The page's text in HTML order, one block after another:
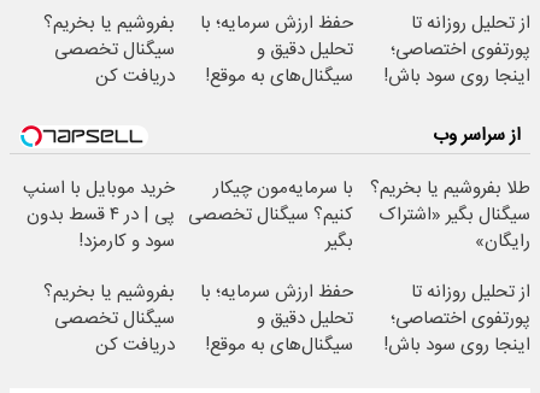
از تحلیل روزانه تا
پورتفوی اختصاصی؛
اینجا روی سود باش!
حفظ ارزش سرمایه؛ با
تحلیل دقیق و
سیگنال‌های به موقع!
بفروشیم یا بخریم؟
سیگنال تخصصی
دریافت کن
از سراسر وب
طلا بفروشیم یا بخریم؟
سیگنال بگیر «اشتراک
رایگان»
با سرمایه‌مون چیکار
کنیم؟ سیگنال تخصصی
بگیر
خرید موبایل با اسنپ
پی | در ۴ قسط بدون
سود و کارمزد!
از تحلیل روزانه تا
پورتفوی اختصاصی؛
اینجا روی سود باش!
حفظ ارزش سرمایه؛ با
تحلیل دقیق و
سیگنال‌های به موقع!
بفروشیم یا بخریم؟
سیگنال تخصصی
دریافت کن